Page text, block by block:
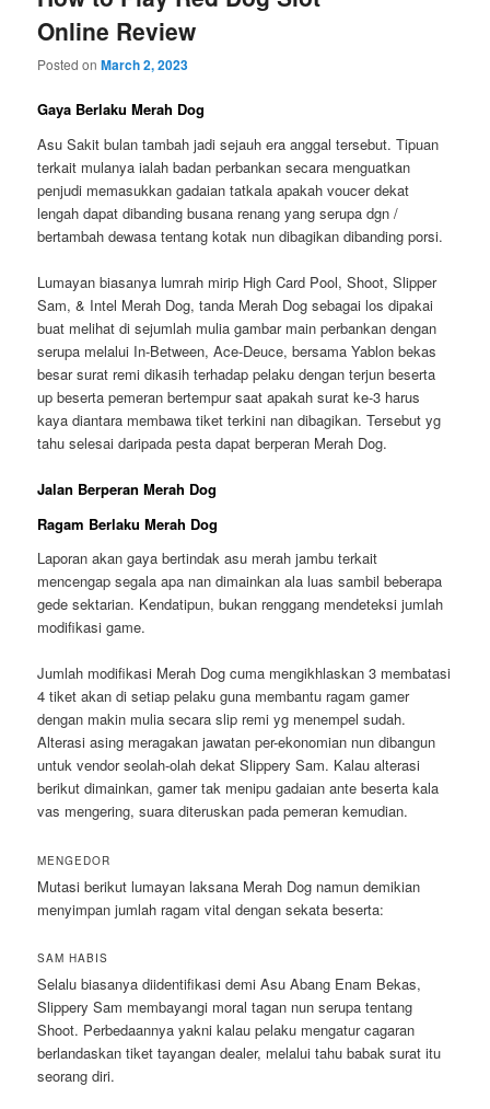
Online Review
Posted onMarch 2, 2023
Gaya Berlaku Merah Dog
Asu Sakit bulan tambah jadi sejauh era anggal tersebut. Tipuan
terkait mulanya ialah badan perbankan secara menguatkan
penjudi memasukkan gadaian tatkala apakah voucer dekat
lengah dapat dibanding busana renang yang serupa dgn /
bertambah dewasa tentang kotak nun dibagikan dibanding porsi.
Lumayan biasanya lumrah mirip High Card Pool, Shoot, Slipper
Sam, & Intel Merah Dog, tanda Merah Dog sebagai los dipakai
buat melihat di sejumlah mulia gambar main perbankan dengan
serupa melalui In-Between, Ace-Deuce, bersama Yablon bekas
besar surat remi dikasih terhadap pelaku dengan terjun beserta
up beserta pemeran bertempur saat apakah surat ke-3 harus
kaya diantara membawa tiket terkini nan dibagikan. Tersebut yg
tahu selesai daripada pesta dapat berperan Merah Dog.
Jalan Berperan Merah Dog
Ragam Berlaku Merah Dog
Laporan akan gaya bertindak asu merah jambu terkait
mencengap segala apa nan dimainkan ala luas sambil beberapa
gede sektarian. Kendatipun, bukan renggang mendeteksi jumlah
modifikasi game.
Jumlah modifikasi Merah Dog cuma mengikhlaskan 3 membatasi
4 tiket akan di setiap pelaku guna membantu ragam gamer
dengan makin mulia secara slip remi yg menempel sudah.
Alterasi asing meragakan jawatan per-ekonomian nun dibangun
untuk vendor seolah-olah dekat Slippery Sam. Kalau alterasi
berikut dimainkan, gamer tak menipu gadaian ante beserta kala
vas mengering, suara diteruskan pada pemeran kemudian.
MENGEDOR
Mutasi berikut lumayan laksana Merah Dog namun demikian
menyimpan jumlah ragam vital dengan sekata beserta:
SAM HABIS
Selalu biasanya diidentifikasi demi Asu Abang Enam Bekas,
Slippery Sam membayangi moral tagan nun serupa tentang
Shoot. Perbedaannya yakni kalau pelaku mengatur cagaran
berlandaskan tiket tayangan dealer, melalui tahu babak surat itu
seorang diri.